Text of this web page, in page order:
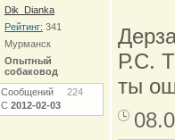
Dik_Dianka
Рейтинг: 341
Мурманск
Опытный
собаковод
Сообщений 224
С 2012-02-03
Р.С.
ты